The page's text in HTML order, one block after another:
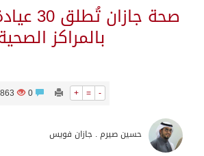
صحة
بالمراكز
+ = -
863
حسين صيرم . جازان فويس